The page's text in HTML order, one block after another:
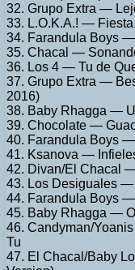
32. Grupo Extra —
33. L.O.K.A.! —
34. Farandula Boys
35. Chacal —
36. Los 4 — Tu de
37. Grupo Extra —
2016)
38. Baby Rhagga —
39. Chocolate —
40. Farandula Boys
41. Ksanova —
42. Divan/El Chacal
43. Los Desiguales
44. Farandula Boys
45. Baby Rhagga —
46. Candyman/
Tu
47. El Chacal/Baby